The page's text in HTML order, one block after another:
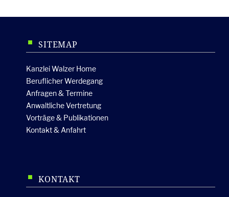
SITEMAP
Kanzlei Walzer Home
Beruflicher Werdegang
Anfragen & Termine
Anwaltliche Vertretung
Vorträge & Publikationen
Kontakt & Anfahrt
KONTAKT